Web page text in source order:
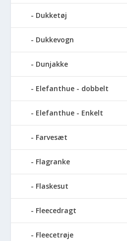
Dukketøj
Dukkevogn
Dunjakke
Elefanthue - dobbelt
Elefanthue - Enkelt
Farvesæt
Flagranke
Flaskesut
Fleecedragt
Fleecetrøje